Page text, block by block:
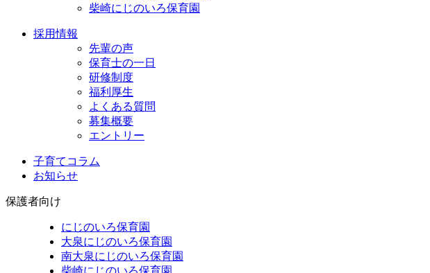
柴崎にじのいろ保育園
採用情報
先輩の声
保育士の一日
研修制度
福利厚生
よくある質問
募集概要
エントリー
子育てコラム
お知らせ
保護者向け
にじのいろ保育園
大泉にじのいろ保育園
南大泉にじのいろ保育園
柴崎にじのいろ保育園